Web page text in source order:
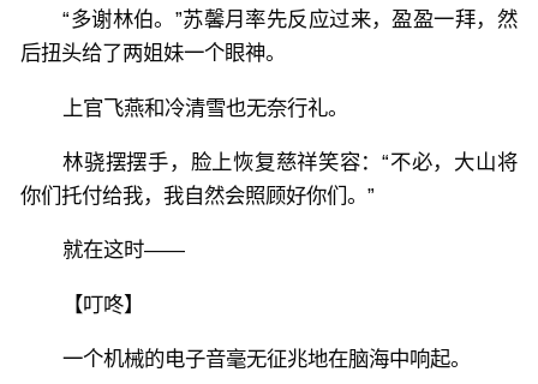
“多谢林伯。”苏馨月率先反应过来，盈盈一拜，然
后扭头给了两姐妹一个眼神。
上官飞燕和冷清雪也无奈行礼。
林骁摆摆手，脸上恢复慈祥笑容：“不必，大山将
你们托付给我，我自然会照顾好你们。”
就在这时——
【叮咚】
一个机械的电子音毫无征兆地在脑海中响起。